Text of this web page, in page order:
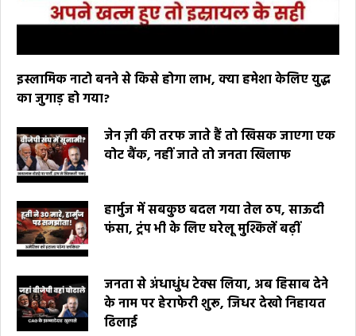
इस्लामिक नाटो बनने से किसे होगा लाभ, क्या हमेशा केलिए युद्ध
का जुगाड़ हो गया?
जेन ज़ी की तरफ जाते हैं तो खिसक जाएगा एक
वोट बैंक, नहीं जाते तो जनता खिलाफ
हार्मुज में सबकुछ बदल गया तेल ठप, साऊदी
फंसा, ट्रंप भी के लिए घरेलू मुश्किलें बढ़ीं
जनता से अंधाधुंध टेक्स लिया, अब हिसाब देने
के नाम पर हेराफेरी शुरू, जिधर देखो निहायत
ढिलाई